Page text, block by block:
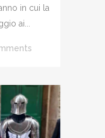
in cui la
ai...